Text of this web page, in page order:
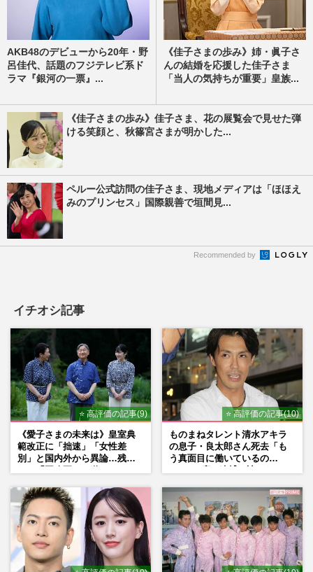
AKB48のデビューから20年・野
呂佳代、話題のフジテレビ系ド
ラマ『銀河の一票』...
《佳子さまの歩み》姉・眞子さ
んの結婚を応援した佳子さま
「当人の気持ちが重要」皇族...
《佳子さまの歩み》佳子さま、花の展覧会で見せた弾
ける笑顔と、秋篠宮さまが明かした...
ペルー公式訪問の佳子さま、現地メディアは「ほほえ
みのプリンセス」国際親善で垣間見...
Recommended by
イチオシ記事
⭐ 高評価の記事(9)
《愛子さまの未来は》皇室典
範改正に「拙速」「女性差
別」と国内外から異論…残さ
⭐ 高評価の記事(10)
ものまねタレント清水アキラ
の息子・良太郎さん死去「も
う真面目に働いているの